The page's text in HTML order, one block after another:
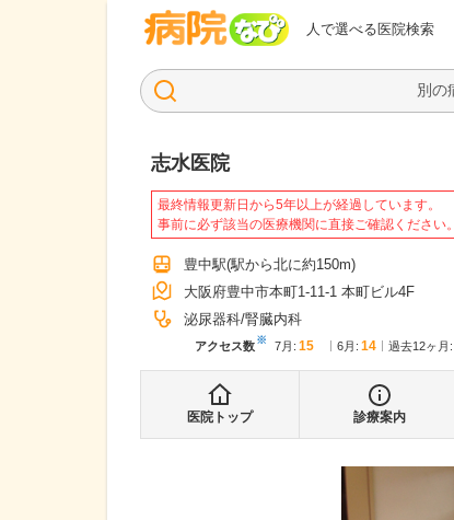
人で選べる医院検索
病院なび
志水医院
最終情報更新日から5年以上が経過しています。
事前に必ず該当の医療機関に直接ご確認ください。
豊中駅(駅から北に約150m)
大阪府豊中市本町1-11-1 本町ビル4F
泌尿器科 腎臓内科
アクセス数※ 7月 : 15 6月 : 14 過去12ヶ月:
医院トップ 診療案内